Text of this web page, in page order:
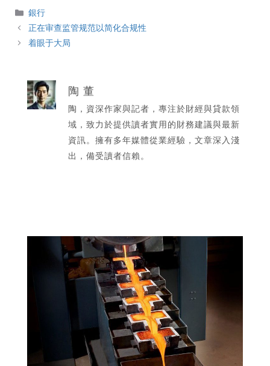
分
類
銀行
正在审查监管规范以简化合规性
着眼于大局
陶 董
陶，資深作家與記者，專注於財經與貸款領
域，致力於提供讀者實用的財務建議與最新
資訊。擁有多年媒體從業經驗，文章深入淺
出，備受讀者信賴。